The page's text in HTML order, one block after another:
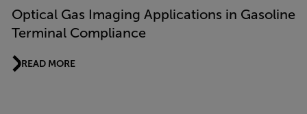
Optical Gas Imaging Applications in Gasoline
Terminal Compliance
READ MORE